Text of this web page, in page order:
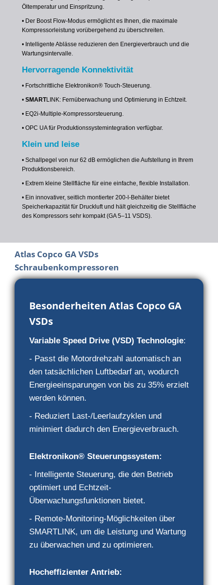
Öltemperatur und Einspritzung.
• Der Boost Flow-Modus ermöglicht es Ihnen, die maximale
Kompressorleistung vorübergehend zu überschreiten.
• Intelligente Ablässe reduzieren den Energieverbrauch und die
Wartungsintervalle.
Hervorragende Konnektivität
• Fortschrittliche Elektronikon® Touch-Steuerung.
• SMARTLINK: Fernüberwachung und Optimierung in Echtzeit.
• EQ2i-Multiple-Kompressorsteuerung.
• OPC UA für Produktionssystemintegration verfügbar.
Klein und leise
• Schallpegel von nur 62 dB ermöglichen die Aufstellung in Ihrem
Produktionsbereich.
• Extrem kleine Stellfläche für eine einfache, flexible Installation.
• Ein innovativer, seitlich montierter 200-l-Behälter bietet
Speicherkapazität für Druckluft und hält gleichzeitig die Stellfläche
des Kompressors sehr kompakt (GA 5–11 VSDS).
Atlas Copco GA VSDs
Schraubenkompressoren
Besonderheiten Atlas Copco GA
VSDs
Variable Speed Drive (VSD) Technologie:
- Passt die Motordrehzahl automatisch an
den tatsächlichen Luftbedarf an, wodurch
Energieeinsparungen von bis zu 35% erzielt
werden können.
- Reduziert Last-/Leerlaufzyklen und
minimiert dadurch den Energieverbrauch.
Elektronikon® Steuerungssystem:
- Intelligente Steuerung, die den Betrieb
optimiert und Echtzeit-
Überwachungsfunktionen bietet.
- Remote-Monitoring-Möglichkeiten über
SMARTLINK, um die Leistung und Wartung
zu überwachen und zu optimieren.
Hocheffizienter Antrieb: